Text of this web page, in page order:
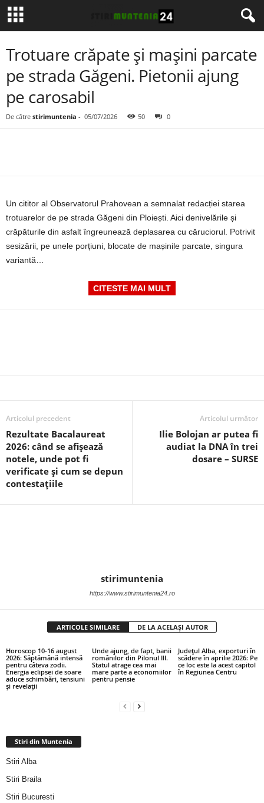
Trotuare crăpate și mașini parcate
pe strada Găgeni. Pietonii ajung
pe carosabil
De către stirimuntenia - 05/07/2026 50 0
Un cititor al Observatorul Prahovean a semnalat redacției starea
trotuarelor de pe strada Găgeni din Ploiești. Aici denivelările și
crăpăturile din asfalt îngreunează deplasarea cu căruciorul. Potrivit
sesizării, pe unele porțiuni, blocate de mașinile parcate, singura
variantă…
CITESTE MAI MULT
Articolul precedent
Rezultate Bacalaureat
2026: când se afișează
notele, unde pot fi
verificate și cum se depun
contestațiile
Articolul următor
Ilie Bolojan ar putea fi
audiat la DNA în trei
dosare – SURSE
stirimuntenia
https://www.stirimuntenia24.ro
ARTICOLE SIMILARE DE LA ACELAȘI AUTOR
Horoscop 10-16 august
2026: Săptămână intensă
pentru câteva zodii.
Energia eclipsei de soare
aduce schimbări, tensiuni
și revelații
Unde ajung, de fapt, banii
românilor din Pilonul III.
Statul atrage cea mai
mare parte a economiilor
pentru pensie
Județul Alba, exporturi în
scădere în aprilie 2026: Pe
ce loc este la acest capitol
în Regiunea Centru
Stiri din Muntenia
Stiri Alba
Stiri Braila
Stiri Bucuresti